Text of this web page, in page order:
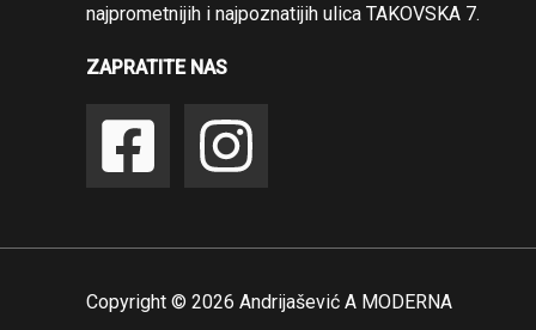
najprometnijih i najpoznatijih ulica TAKOVSKA 7.
ZAPRATITE NAS
Copyright © 2026 Andrijašević A MODERNA